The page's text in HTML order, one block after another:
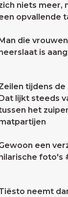
niets meer,
opvallende
Man die
is
tijdens
Dat lijkt steeds
het
een
hilarische foto's
neemt